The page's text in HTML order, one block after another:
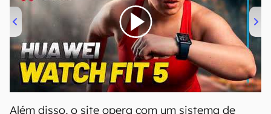
00:00/04:51
Além disso, o site opera com um sistema de